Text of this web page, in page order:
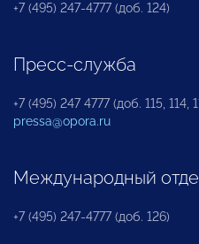
+7 (495) 247-4777 (доб. 124)
Пресс-служба
+7 (495) 247 4777 (доб. 115, 114,
pressa@opora.ru
Международный
+7 (495) 247-4777 (доб. 126)